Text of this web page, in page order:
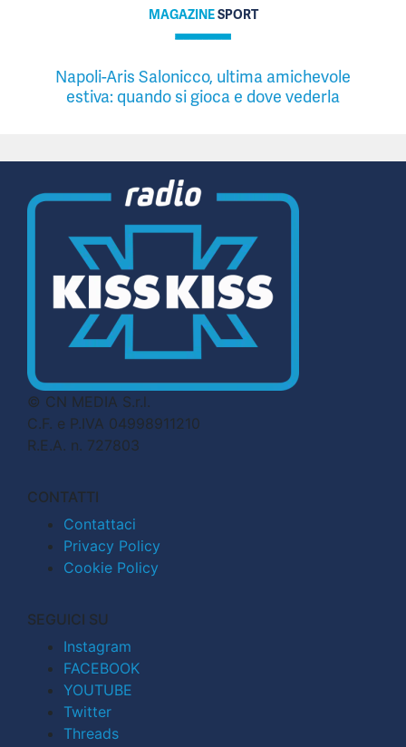
MAGAZINESPORT
Napoli-Aris Salonicco, ultima amichevole
estiva: quando si gioca e dove vederla
© CN MEDIA S.r.l.
C.F. e P.IVA 04998911210
R.E.A. n. 727803
CONTATTI
Contattaci
Privacy Policy
Cookie Policy
SEGUICI SU
Instagram
FACEBOOK
YOUTUBE
Twitter
Threads